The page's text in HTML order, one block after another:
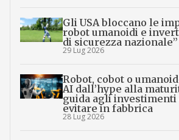
Gli USA bloccano le
robot umanoidi e
di sicurezza nazionale”
29 Lug 2026
Robot, cobot o
AI dall’hype alla
guida agli
evitare in fabbrica
28 Lug 2026